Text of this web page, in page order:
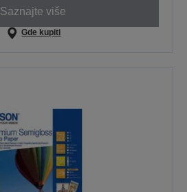
Saznajte više
Gde kupiti